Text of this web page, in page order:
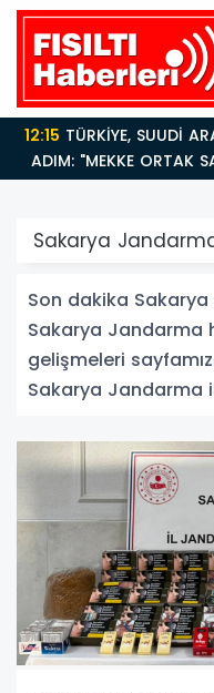
14:21BAKAN GÜRLEK’TEN TİGAD ÇALIŞTAYINDA Çarpıcı
AÇIKLAMALAR:
Sakarya
Son dakika
Sakarya Jandarma
gelişmeleri
Sakarya Jandarma